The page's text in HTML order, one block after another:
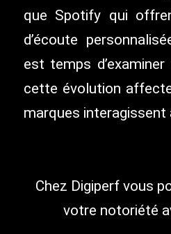
que Spotify qui
d’écoute
est temps
cette évolution
marques interagissent
Chez Digiperf vous
votre notoriété